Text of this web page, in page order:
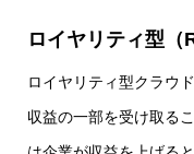
ロイヤリティ型
ロイヤリティ型クラウ
収益の一部を受け取る